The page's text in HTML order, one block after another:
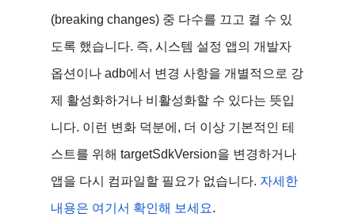
(breaking changes) 중 다수를 끄고 켤 수 있
도록 했습니다. 즉, 시스템 설정 앱의 개발자
옵션이나 adb에서 변경 사항을 개별적으로 강
제 활성화하거나 비활성화할 수 있다는 뜻입
니다. 이런 변화 덕분에, 더 이상 기본적인 테
스트를 위해 targetSdkVersion을 변경하거나
앱을 다시 컴파일할 필요가 없습니다. 자세한
내용은 여기서 확인해 보세요.